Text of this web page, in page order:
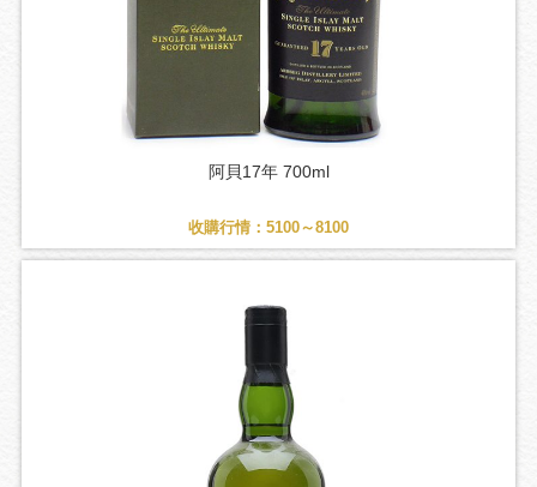
阿貝17年 700ml
收購行情：5100～8100